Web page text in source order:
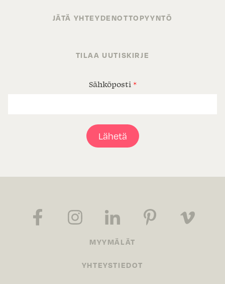
JÄTÄ YHTEYDENOTTOPYYNTÖ
TILAA UUTISKIRJE
Sähköposti *
Lähetä
MYYMÄLÄT
YHTEYSTIEDOT